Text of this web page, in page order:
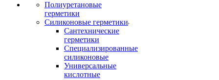
Полиуретановые
герметики
Силиконовые герметики
Сантехнические
герметики
Специализированные
силиконовые
Универсальные
кислотные